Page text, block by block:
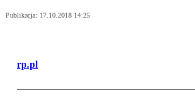
Publikacja: 17.10.2018 14:25
rp.pl